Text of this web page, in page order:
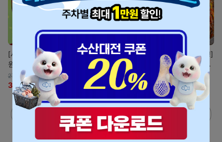
[시즌 한정] 1kg 5천
원대! 꿀과즙! 의성
옥자두 (산지 직송)
27,900원
30%19,500원
[여수돌산 직송] 남
도식 비법 양념! 밥도
둑 깻잎김치 / 오이
부추김치
9,900원
34%6,500원
[한정수량 1500개!!]
전통 여수 돌산 고들
빼기 김치 1kg
17,900원
45%9,900원